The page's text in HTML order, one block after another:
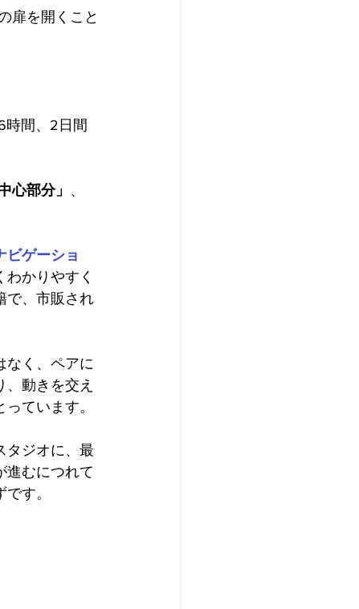
扉を開くこと
時間、2日間
心部分」
、
ビゲーショ
わかりやすく
で、市販され
なく、ペアに
動きを交え
ています。
タジオに、最
進むにつれて
す。